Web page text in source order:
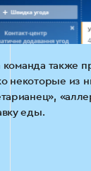
также
некоторые из
еды.